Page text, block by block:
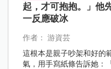
起，才可抱抱。」他
一反應破冰
作者： 游資芸
這根本是親子吵架和好的
氣，用手寫紙條告訴她：